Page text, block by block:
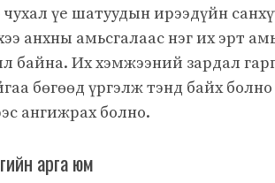
үе шатуудын ирээдүйн
анхны амьсгалаас нэг их эрт
байна. Их хэмжээний зардал
бөгөөд үргэлж тэнд байх болно
ангижрах болно.
арга юм